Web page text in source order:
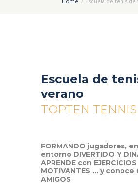
Escuela de
verano
TOPTEN TENNIS
FORMANDO jugadores,
entorno DIVERTIDO Y
APRENDE con EJERCICIOS
MOTIVANTES … y conoce
AMIGOS